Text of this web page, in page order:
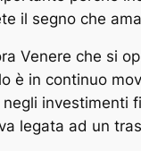
il segno che
Venere che si
è in continuo
investimenti
legata ad un